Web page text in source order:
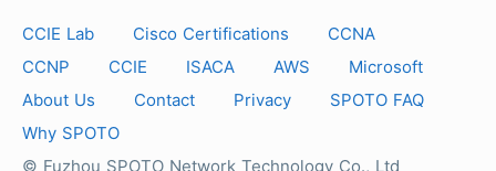
6. ¿Puedo obtener un precio especial?
Los clientes que deseen comprar más de tres
exámenes con descuento pueden solicitar un
"paquete personalizado". Remita estas consultas a
CCIE Lab Cisco Certifications
CCNA
CCNP
CCIE ISACA AWS
Microsoft
About Us
Contact Privacy
SPOTO FAQ
Why SPOTO
© Fuzhou SPOTO Network Technology Co., Ltd